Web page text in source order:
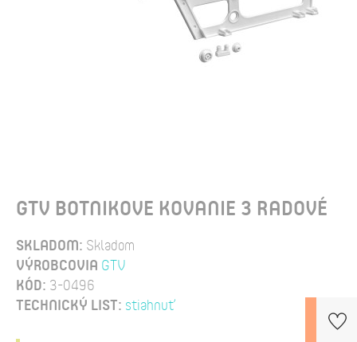
GTV BOTNIKOVE KOVANIE 3 RADOVÉ
SKLADOM: Skladom
VÝROBCOVIA GTV
KÓD: 3-0496
TECHNICKÝ LIST: stiahnuť